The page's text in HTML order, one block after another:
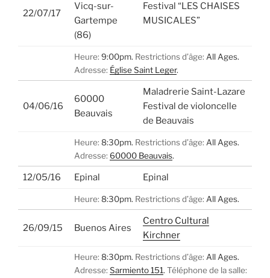
22/07/17
Vicq-sur-
Gartempe
(86)
Festival “LES CHAISES
MUSICALES”
Heure: 9:00pm. Restrictions d’âge: All Ages.
Adresse: Église Saint Leger.
04/06/16
60000
Beauvais
Maladrerie Saint-Lazare
Festival de violoncelle
de Beauvais
Heure: 8:30pm. Restrictions d’âge: All Ages.
Adresse: 60000 Beauvais.
12/05/16 Epinal Epinal
Heure: 8:30pm. Restrictions d’âge: All Ages.
26/09/15 Buenos Aires
Centro Cultural
Kirchner
Heure: 8:30pm. Restrictions d’âge: All Ages.
Adresse: Sarmiento 151. Téléphone de la salle: